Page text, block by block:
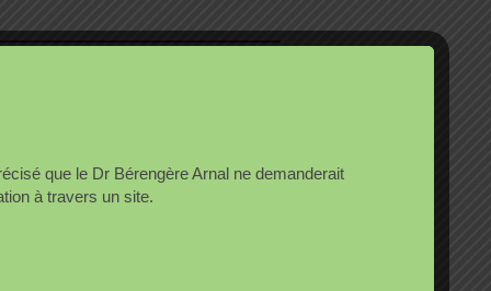
d’autres soins : médecine
globale et intégrative
que le Dr Bérengère Arnal ne demanderait
à travers un site.